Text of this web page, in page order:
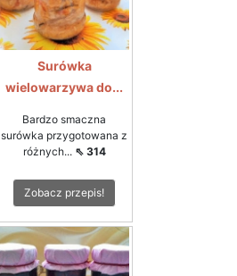
Surówka
wielowarzywa do...
Bardzo smaczna
surówka przygotowana z
różnych... ⇖ 314
Zobacz przepis!